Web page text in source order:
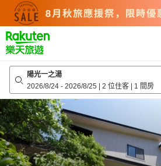
top
page
陽光一之湯
2026/8/24 - 2026/8/25 | 2 位住客 | 1 間房